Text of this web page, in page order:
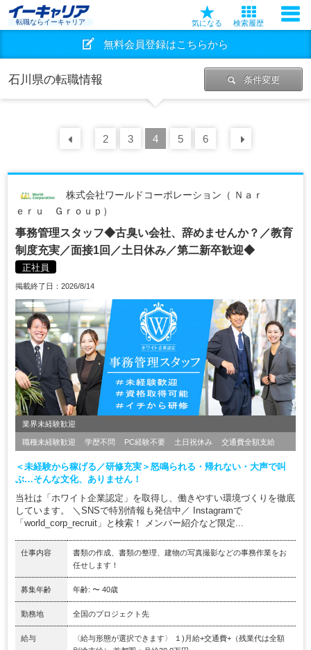
転職ならイーキャリア 気になる 検索履歴
無料会員登録はこちらから
石川県の転職情報 条件変更
前の 30
2 3 4 5 6
株式会社ワールドコーポレーション（ Ｎａｒ
ｅｒｕ Ｇｒｏｕｐ）
事務管理スタッフ◆古臭い会社、辞めませんか？／教育
制度充実／面接1回／土日休み／第二新卒歓迎◆
正社員
掲載終了日：2026/8/14
業界未経験歓迎
職種未経験歓迎 学歴不問 PC経験不要 土日祝休み 交通費全額支給
＜未経験から稼げる／研修充実＞怒鳴られる・帰れない・大声で叫
ぶ…そんな文化、ありません！
当社は「ホワイト企業認定」を取得し、働きやすい環境づくりを徹底
しています。 ＼SNSで特別情報も発信中／ Instagramで
「world_corp_recruit」と検索！ メンバー紹介など限定...
仕事内容
書類の作成、書類の整理、建物の写真撮影などの事務作業をお
任せします！
募集年齢 年齢: 〜 40歳
勤務地 全国のプロジェクト先
給与
〈給与形態が選択できます〉 １)月給+交通費+（残業代は全額